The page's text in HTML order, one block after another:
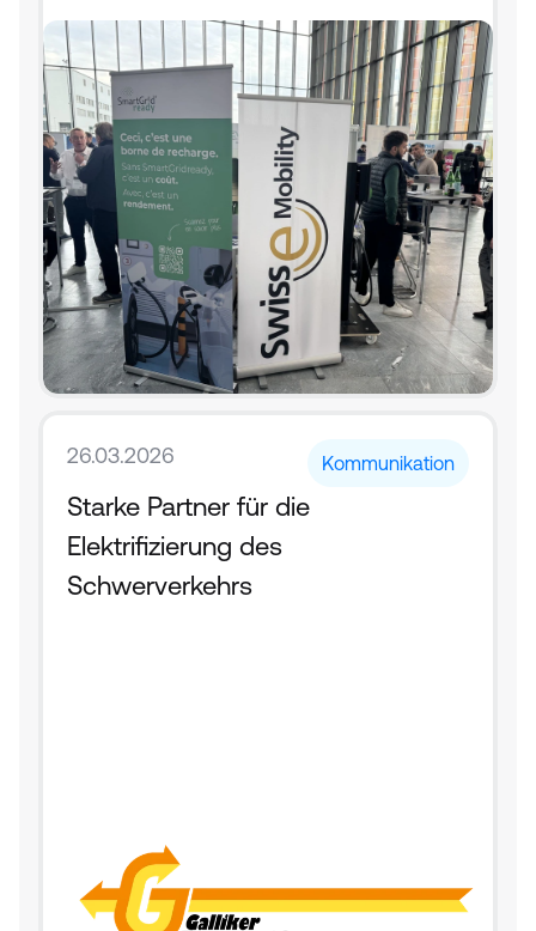
26.03.2026 Kommunikation
Starke Partner für die
Elektrifizierung des
Schwerverkehrs